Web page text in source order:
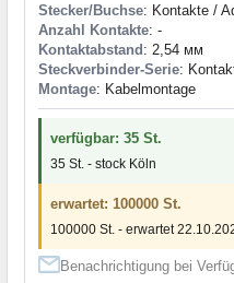
Stecker/Buchse: Kontakte /
Anzahl Kontakte: -
Kontaktabstand: 2,54 мм
Steckverbinder-Serie:
Montage: Kabelmontage
verfügbar: 35 St.
35 St. - stock Köln
erwartet: 100000 St.
100000 St. - erwartet
Benachrichtigung bei